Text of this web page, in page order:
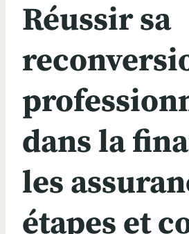
Réussir sa
dans la
les
étapes et